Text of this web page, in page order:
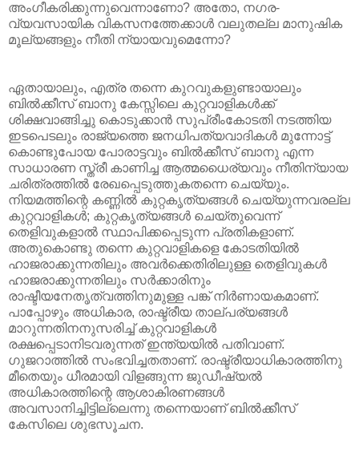
അംഗീകരിക്കുന്നുവെന്നാണോ? അതോ, നഗര-
വ്യവസായിക വികസനത്തേക്കാള്‍ വലുതല്ല മാനുഷിക
മൂല്യങ്ങളും നീതി ന്യായവുമെന്നോ?
ഏതായാലും, എത്ര തന്നെ കുറവുകളുണ്ടായാലും
ബില്‍ക്കീസ് ബാനു കേസ്സിലെ കുറ്റവാളികള്‍ക്ക്
ശിക്ഷവാങ്ങിച്ചു കൊടുക്കാന്‍ സുപ്രീംകോടതി നടത്തിയ
ഇടപെടലും രാജ്യത്തെ ജനധിപത്യവാദികള്‍ മുന്നോട്ട്
കൊണ്ടുപോയ പോരാട്ടവും ബില്‍ക്കീസ് ബാനു എന്ന
സാധാരണ സ്ത്രീ കാണിച്ച ആത്മധൈര്യവും നീതിന്യായ
ചരിത്രത്തില്‍ രേഖപ്പെടുത്തുകതന്നെ ചെയ്യും.
നിയമത്തിന്റെ കണ്ണില്‍ കുറ്റകൃത്യങ്ങള്‍ ചെയ്യുന്നവരല്ല
കുറ്റവാളികള്‍; കുറ്റകൃത്യങ്ങള്‍ ചെയ്തുവെന്ന്
തെളിവുകളാല്‍ സ്ഥാപിക്കപ്പെടുന്ന പ്രതികളാണ്.
അതുകൊണ്ടു തന്നെ കുറ്റവാളികളെ കോടതിയില്‍
ഹാജരാക്കുന്നതിലും അവര്‍ക്കെതിരിലുള്ള തെളിവുകള്‍
ഹാജരാക്കുന്നതിലും സര്‍ക്കാരിനും
രാഷ്ടീയനേതൃത്വത്തിനുമുള്ള പങ്ക് നിര്‍ണായകമാണ്.
പാപ്പോഴും അധികാര, രാഷ്ട്രീയ താല്പര്യങ്ങള്‍
മാറുന്നതിനനുസരിച്ച് കുറ്റവാളികള്‍
രക്ഷപ്പെടാനിടവരുന്നത് ഇന്ത്യയില്‍ പതിവാണ്.
ഗുജറാത്തില്‍ സംഭവിച്ചതതാണ്. രാഷ്ട്രീയാധികാരത്തിനു
മീതെയും ധീരമായി വിളങ്ങുന്ന ജുഡീഷ്യല്‍
അധികാരത്തിന്റെ ആശാകിരണങ്ങള്‍
അവസാനിച്ചിട്ടില്ലെന്നു തന്നെയാണ് ബില്‍ക്കീസ്
കേസിലെ ശുഭസൂചന.